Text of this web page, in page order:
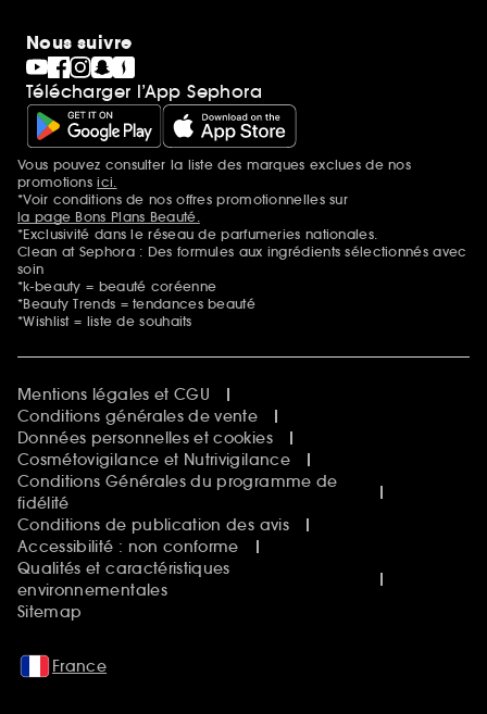
Nous suivre
Télécharger l’App Sephora
Mentions additionnelles
Vous pouvez consulter la liste des marques exclues de nos
promotionsici.
*Voir conditions de nos offres promotionnelles sur
la page Bons Plans Beauté.
*Exclusivité dans le réseau de parfumeries nationales.
Clean at Sephora : Des formules aux ingrédients sélectionnés avec
soin
*k-beauty = beauté coréenne
*Beauty Trends = tendances beauté
*Wishlist = liste de souhaits
Mentions légales et CGU
Conditions générales de vente
Données personnelles et cookies
Cosmétovigilance et Nutrivigilance
Conditions Générales du programme de
fidélité
Conditions de publication des avis
Accessibilité : non conforme
Qualités et caractéristiques
environnementales
Sitemap
France